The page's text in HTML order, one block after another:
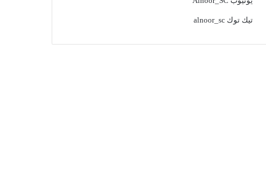
تيك توكalnoor_sc